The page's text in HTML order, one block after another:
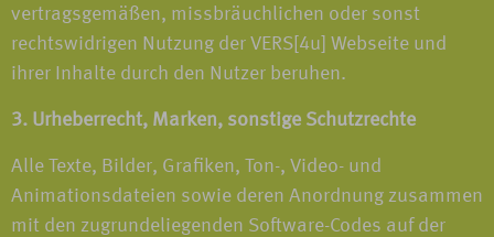
vertragsgemäßen, missbräuchlichen oder sonst
rechtswidrigen Nutzung der VERS[4u] Webseite und
ihrer Inhalte durch den Nutzer beruhen.
3. Urheberrecht, Marken, sonstige Schutzrechte
Alle Texte, Bilder, Grafiken, Ton-, Video- und
Animationsdateien sowie deren Anordnung zusammen
mit den zugrundeliegenden Software-Codes auf der